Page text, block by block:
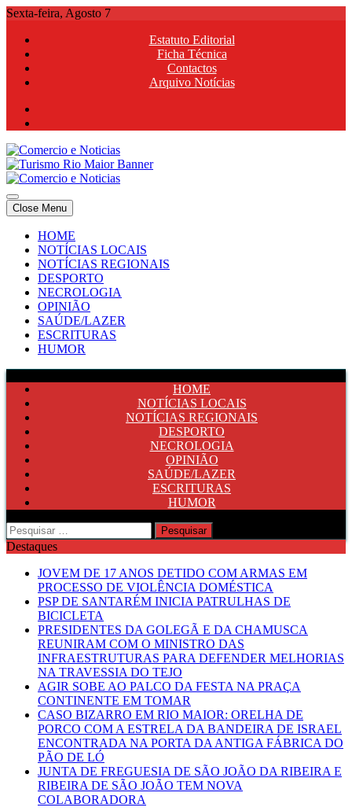
Skip
content
Sexta-feira, Agosto 7
Estatuto Editorial
Ficha Técnica
Contactos
Arquivo Notícias
Comercio e Noticias
Notícias e Publicidade Online
Comercio e Noticias
Notícias e Publicidade Online
Close Menu
HOME
NOTÍCIAS LOCAIS
NOTÍCIAS REGIONAIS
DESPORTO
NECROLOGIA
OPINIÃO
SAÚDE/LAZER
ESCRITURAS
HUMOR
HOME
NOTÍCIAS LOCAIS
NOTÍCIAS REGIONAIS
DESPORTO
NECROLOGIA
OPINIÃO
SAÚDE/LAZER
ESCRITURAS
HUMOR
Pesquisar
por:
Destaques
JOVEM DE 17 ANOS DETIDO COM ARMAS EM
PROCESSO DE VIOLÊNCIA DOMÉSTICA
PSP DE SANTARÉM INICIA PATRULHAS DE
BICICLETA
PRESIDENTES DA GOLEGÃ E DA CHAMUSCA
REUNIRAM COM O MINISTRO DAS
INFRAESTRUTURAS PARA DEFENDER MELHORIAS
NA TRAVESSIA DO TEJO
AGIR SOBE AO PALCO DA FESTA NA PRAÇA
CONTINENTE EM TOMAR
CASO BIZARRO EM RIO MAIOR: ORELHA DE
PORCO COM A ESTRELA DA BANDEIRA DE ISRAEL
ENCONTRADA NA PORTA DA ANTIGA FÁBRICA DO
PÃO DE LÓ
JUNTA DE FREGUESIA DE SÃO JOÃO DA RIBEIRA E
RIBEIRA DE SÃO JOÃO TEM NOVA
COLABORADORA